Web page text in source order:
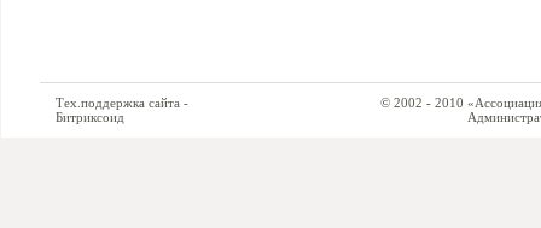
Тех.поддержка сайта -
Битриксоид
© 2002 - 2010 «Ассоциация